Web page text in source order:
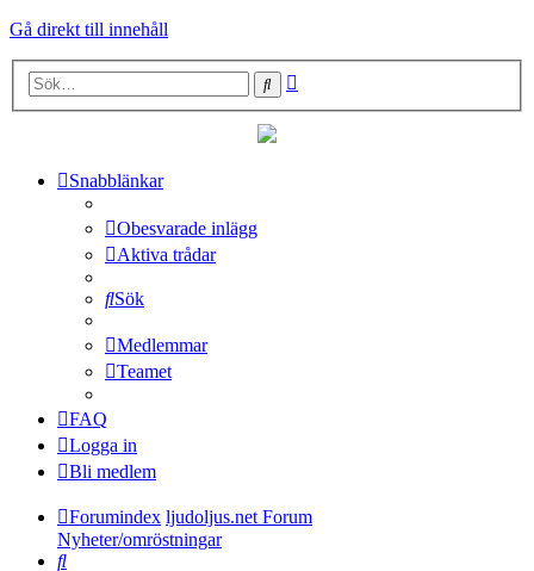
Gå direkt till innehåll
Sök
Snabblänkar
Obesvarade inlägg
Aktiva trådar
Sök
Medlemmar
Teamet
FAQ
Logga in
Bli medlem
Forumindex ljudoljus.net Forum
Nyheter/omröstningar
Sök